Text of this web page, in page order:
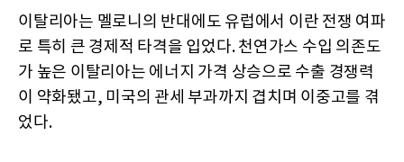
이탈리아는 멜로니의 반대에도 유럽에서 이란 전쟁 여파
로 특히 큰 경제적 타격을 입었다. 천연가스 수입 의존도
가 높은 이탈리아는 에너지 가격 상승으로 수출 경쟁력
이 약화됐고, 미국의 관세 부과까지 겹치며 이중고를 겪
었다.